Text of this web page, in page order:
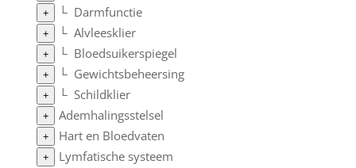
+ └ Darmfunctie
+ └ Alvleesklier
+ └ Bloedsuikerspiegel
+ └ Gewichtsbeheersing
+ └ Schildklier
+ Ademhalingsstelsel
+ Hart en Bloedvaten
+ Lymfatische systeem